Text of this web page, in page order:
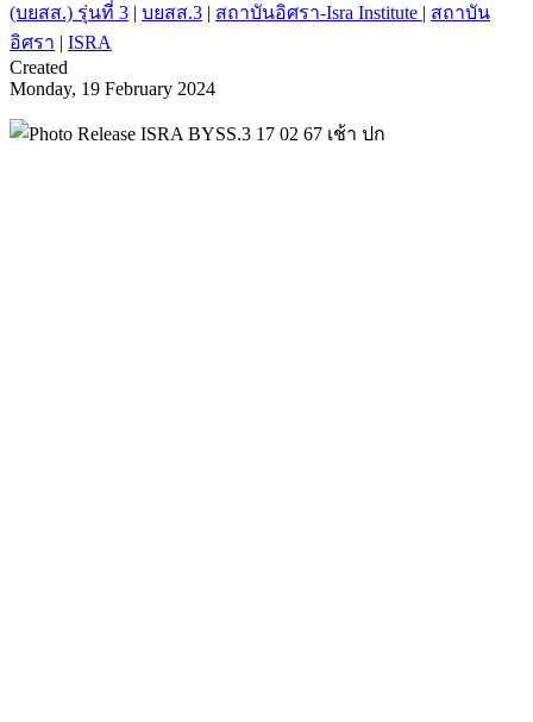
(บยสส.) รุ่นที่ 3 | บยสส.3 | สถาบันอิศรา-Isra Institute | สถาบัน
อิศรา | ISRA
Created
Monday, 19 February 2024